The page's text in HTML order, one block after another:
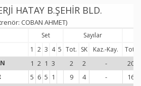
HATAY B.ŞEHİR BLD.
COBAN AHMET)
Set Sayılar
1 2 3 4 5 Tot. SK Kaz.-Kay. Tot.
1 2 1 3 2 2 - 20
5 6 5 1 9 4 - 16